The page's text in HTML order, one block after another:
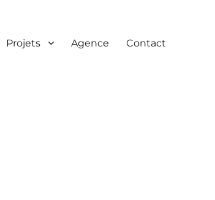
Projets Agence Contact